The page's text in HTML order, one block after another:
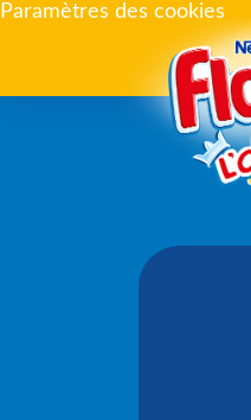
Paramètres des cookies